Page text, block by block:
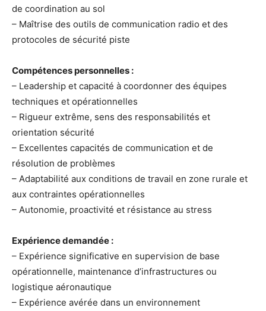
de coordination au sol
– Maîtrise des outils de communication radio et des
protocoles de sécurité piste
Compétences personnelles :
– Leadership et capacité à coordonner des équipes
techniques et opérationnelles
– Rigueur extrême, sens des responsabilités et
orientation sécurité
– Excellentes capacités de communication et de
résolution de problèmes
– Adaptabilité aux conditions de travail en zone rurale et
aux contraintes opérationnelles
– Autonomie, proactivité et résistance au stress
Expérience demandée :
– Expérience significative en supervision de base
opérationnelle, maintenance d’infrastructures ou
logistique aéronautique
– Expérience avérée dans un environnement